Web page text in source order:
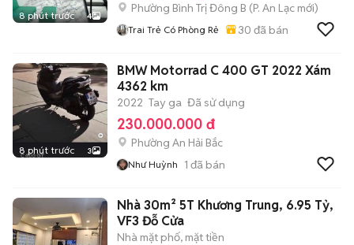
8 phút trước 4
Phường Bình Trị Đông B (P. An Lạc mới)
Trai Trẻ Có Phòng Rẻ 30 đã bán
8 phút trước 3
BMW Motorrad C 400 GT 2022 Xám
4362 km
2022 Tay ga Đã sử dụng
230.000.000 đ
Phường An Hải Bắc
Như Huỳnh 1 đã bán
Nhà 30m² 5T Khương Trung, 6.95 Tỷ,
VF3 Đỗ Cửa
Nhà mặt phố, mặt tiền